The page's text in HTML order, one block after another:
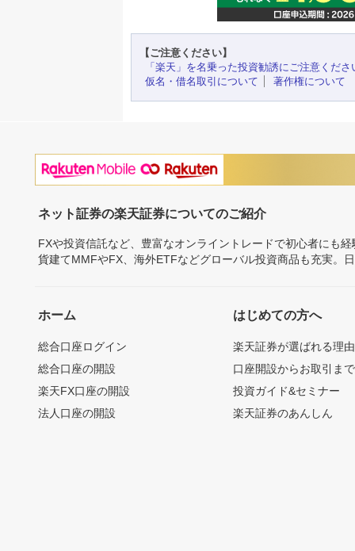
【ご注意ください】
「楽天」を名乗った投資勧誘にご注意くださ
仮名・借名取引について
著作権について
ネット証券の楽天証券についてのご紹介
FXや投資信託など、豊富なオンライントレードで初心者にも
貨建てMMFやFX、海外ETFなどグローバル投資商品も充実。
ホーム
総合口座ログイン
総合口座の開設
楽天FX口座の開設
法人口座の開設
はじめての方へ
楽天証券が選ばれる理由
口座開設からお取引ま
投資ガイド&セミナー
楽天証券のあんしん